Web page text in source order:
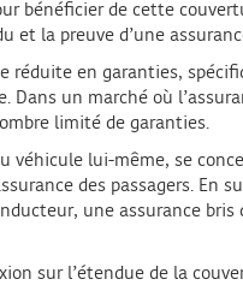
bénéficier de cette
et la preuve d’une
réduite en garanties,
Dans un marché où
limité de garanties.
véhicule lui-même, se
des passagers. En
une assurance
sur l’étendue de la